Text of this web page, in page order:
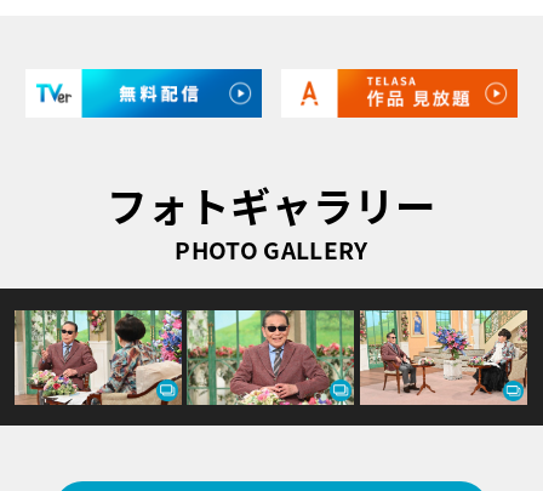
フォトギャラリー
PHOTO GALLERY